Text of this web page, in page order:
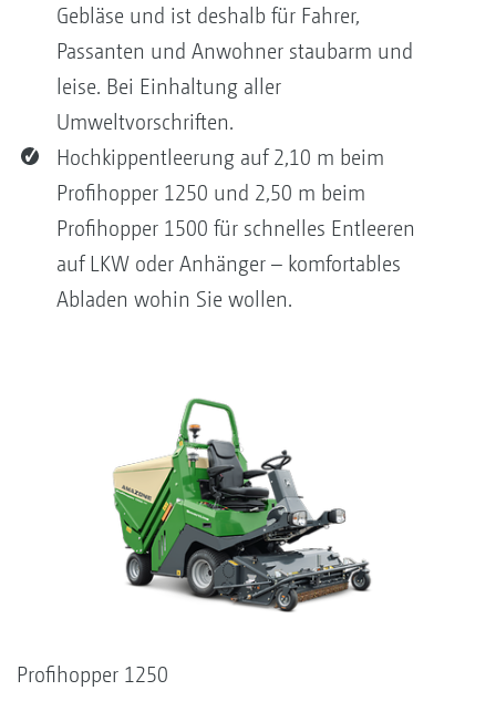
Gebläse und ist deshalb für Fahrer,
Passanten und Anwohner staubarm und
leise. Bei Einhaltung aller
Umweltvorschriften.
Hochkippentleerung auf 2,10 m beim
Profihopper 1250 und 2,50 m beim
Profihopper 1500 für schnelles Entleeren
auf LKW oder Anhänger – komfortables
Abladen wohin Sie wollen.
Profihopper 1250